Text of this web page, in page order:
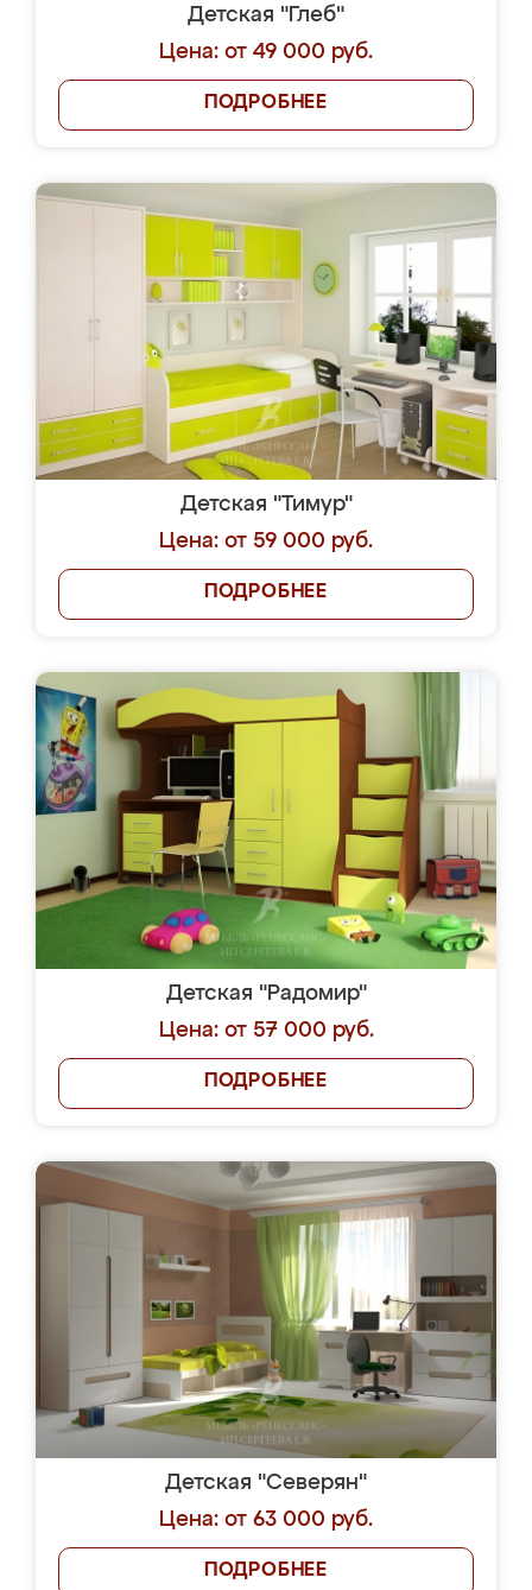
Детская "Глеб"
Цена: от 49 000 руб.
ПОДРОБНЕЕ
Детская "Тимур"
Цена: от 59 000 руб.
ПОДРОБНЕЕ
Детская "Радомир"
Цена: от 57 000 руб.
ПОДРОБНЕЕ
Детская "Северян"
Цена: от 63 000 руб.
ПОДРОБНЕЕ